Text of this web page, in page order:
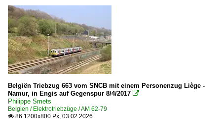
SNCB Benelux
Deutschland
Bahnhöfe (A - E)
Aachen
Dieseltriebzüge | 95 80
0 643 BR 643 ·Talent·
Belgiën Triebzug 663 vom SNCB mit einem Personenzug Liège -
Namur, in Engis auf Gegenspur 8/4/2017 
Philippe Smets
Belgien / Elektrotriebzüge / AM 62-79
 86 1200x800 Px, 03.02.2026